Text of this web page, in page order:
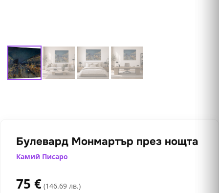
Булевард Монмартър през нощта
Камий Писаро
75 € (146.69 лв.)